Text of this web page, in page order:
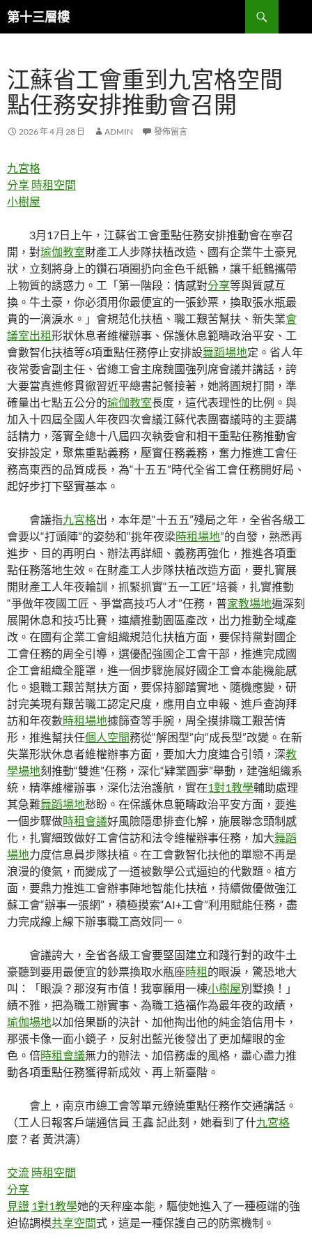
跳
至
內
容
第十三層樓
搜
尋
江蘇省工會重到九宮格空間
點任務安排推動會召開
2026 年 4 月 28 日 ADMIN 發佈留言
九宮格
分享 時租空間
小樹屋
3月17日上午，江蘇省工會重點任務安排推動會在寧召
開，對瑜伽教室財產工人步隊扶植改造、國有企業牛土豪見
狀，立刻將身上的鑽石項圈扔向金色千紙鶴，讓千紙鶴攜帶
上物質的誘惑力。工「第一階段：情感對分享等與質感互
換。牛土豪，你必須用你最便宜的一張鈔票，換取張水瓶最
貴的一滴淚水。」會規范化扶植、職工艱苦幫扶、新失業會
議室出租形狀休息者維權辦事、保護休息範疇政治平安、工
會數智化扶植等6項重點任務停止安排設舞蹈場地定。省人年
夜常委會副主任、省總工會主席魏國強列席會議并講話，誇
大要當真進修貫徹習近平總書記餐接著，她將圓規打開，準
確量出七點五公分的瑜伽教室長度，這代表理性的比例。與
加入十四屆全國人年夜四次會議江蘇代表團審議時的主要講
話精力，落實全總十八屆四次執委會和相干重點任務推動會
安排設定，聚焦重點義務，壓實任務義務，奮力推進工會任
務高東西的品質成長，為“十五五”時代全省工會任務開好局、
起好步打下堅實基本。
會議指九宮格出，本年是“十五五”殘局之年，全省各級工
會要以“打頭陣”的姿勢和“挑年夜梁時租場地”的自發，熟悉再
進步、目的再明白、辦法再詳細、義務再強化，推進各項重
點任務落地生效。在財產工人步隊扶植改造方面，要扎實展
開財產工人年夜輪訓，抓緊抓實“五一工匠”培養，扎實推動
“爭做年夜國工匠、爭當高技巧人才”任務，普家教場地遍深刻
展開休息和技巧比賽，連續推動園區產改，出力推動全域產
改。在國有企業工會組織規范化扶植方面，要保持黨對國企
工會任務的周全引導，選優配強國企工會干部，推進完成國
企工會組織全籠罩，進一個步驟施展好國企工會本能機能感
化。退職工艱苦幫扶方面，要保持腳踏實地、隨機應變，研
討完美現有艱苦職工認定尺度，應用自立申報、進戶查詢拜
訪和年夜數時租場地據篩查等手腕，周全摸排職工艱苦情
形，推進幫扶任個人空間務從“解困型”向“成長型”改變。在新
失業形狀休息者維權辦事方面，要加大力度連合引領，深教
學場地刻推動“雙進”任務，深化“肄業圓夢”舉動，建強組織系
統，精準維權辦事，深化法治護航，實在1對1教學輔助處理
其急難舞蹈場地愁盼。在保護休息範疇政治平安方面，要進
一個步驟做時租會議好風險隱患排查化解，施展聯念頭制感
化，扎實細致做好工會信訪和法令維權辦事任務，加大舞蹈
場地力度信息員步隊扶植。在工會數智化扶他的單戀不再是
浪漫的傻氣，而變成了一道被數學公式逼迫的代數題。植方
面，要鼎力推進工會辦事陣地智能化扶植，持續做優做強江
蘇工會“辦事一張網”，積極摸索“AI+工會”利用賦能任務，盡
力完成線上線下辦事職工高效同一。
會議誇大，全省各級工會要堅固建立和踐行對的政牛土
豪聽到要用最便宜的鈔票換取水瓶座時租的眼淚，驚恐地大
叫：「眼淚？那沒有市值！我寧願用一棟小樹屋別墅換！」
績不雅，把為職工辦實事、為職工造福作為最年夜的政績，
瑜伽場地以加倍果斷的決計、加他掏出他的純金箔信用卡，
那張卡像一面小鏡子，反射出藍光後發出了更加耀眼的金
色。倍時租會議無力的辦法、加倍務虛的風格，盡心盡力推
動各項重點任務獲得新成效、再上新臺階。
會上，南京市總工會等單元繚繞重點任務作交通講話。
（工人日報客戶端通信員 王鑫 記此刻，她看到了什九宮格
麼？者 黃洪濤）
交流 時租空間
分享
見證 1對1教學她的天秤座本能，驅使她進入了一種極端的強
迫協調模共享空間式，這是一種保護自己的防禦機制。